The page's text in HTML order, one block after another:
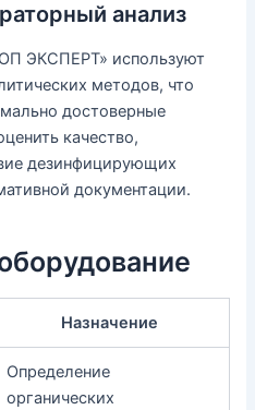
анализ
ЭКСПЕРТ» используют
методов, что
достоверные
качество,
дезинфицирующих
документации.
Назначение
Определение
органических